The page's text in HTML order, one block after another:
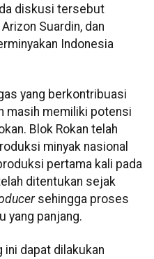
diskusi tersebut
Suardin, dan
Indonesia
yang berkontribuasi
masih memiliki potensi
Blok Rokan telah
minyak nasional
pertama kali pada
ditentukan sejak
sehingga proses
yang panjang.
ini dapat dilakukan